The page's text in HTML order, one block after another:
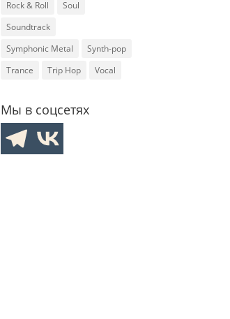
Rock & Roll
Soul
Soundtrack
Symphonic Metal
Synth-pop
Trance
Trip Hop Vocal
Мы в соцсетях